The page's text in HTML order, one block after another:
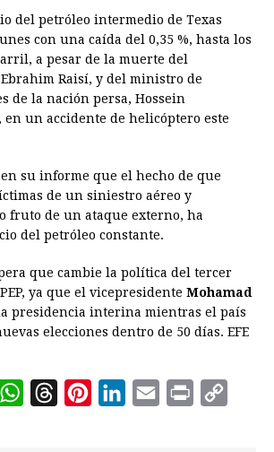
del petróleo intermedio de Texas
con una caída del 0,35 %, hasta los
a pesar de la muerte del
Raisí, y del ministro de
de la nación persa, Hossein
un accidente de helicóptero este
en su informe que el hecho de que
de un siniestro aéreo y
fruto de un ataque externo, ha
del petróleo constante.
que cambie la política del tercer
ya que el vicepresidente Mohamad
presidencia interina mientras el país
elecciones dentro de 50 días. EFE
W